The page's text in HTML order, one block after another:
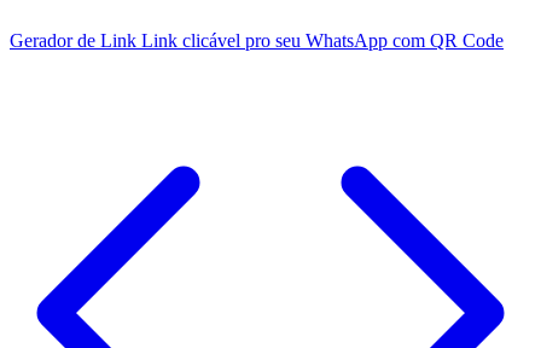
Gerador de Link Link clicável pro seu WhatsApp com QR Code